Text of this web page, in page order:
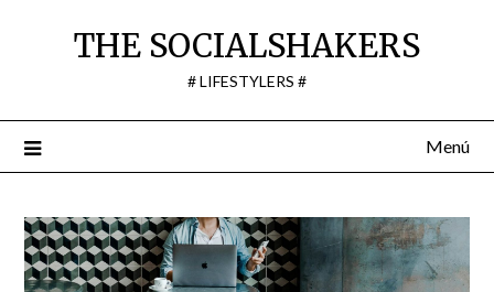
THE SOCIALSHAKERS
# LIFESTYLERS #
Menú